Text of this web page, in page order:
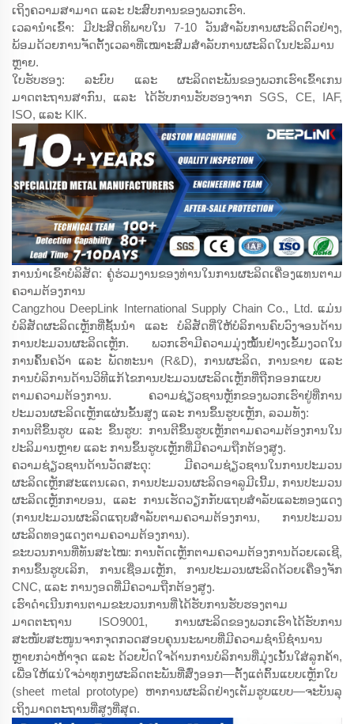
ເຖິງຄວາມສາມາດ ແລະ ປະສົບການຂອງພວກເຮົາ.
ເວລານຳເຂົ້າ: ມີປະສິດທິພາບໃນ 7-10 ວັນສຳລັບການຜະລິດຕົວຢ່າງ,
ພ້ອມດ້ວຍການຈັດຕັ້ງເວລາທີ່ເໝາະສົມສຳລັບການຜະລິດໃນປະລິມານ
ຫຼາຍ.
ໃບຮັບຮອງ: ລະບົບ ແລະ ຜະລິດຕະພັນຂອງພວກເຮົາເຂົ້າເກນ
ມາດຕະຖານສາກົນ, ແລະ ໄດ້ຮັບການຮັບຮອງຈາກ SGS, CE, IAF,
ISO, ແລະ KIK.
ການນຳເຂົ້າບໍລິສັດ: ຄູ່ຮ່ວມງານຂອງທ່ານໃນການຜະລິດເຄື່ອງແທນຕາມ
ຄວາມຕ້ອງການ
Cangzhou DeepLink International Supply Chain Co., Ltd. ແມ່ນ
ບໍລິສັດຜະລິດເຫຼັກທີ່ຊັ້ນນຳ ແລະ ບໍລິສັດທີ່ໃຫ້ບໍລິການຄົບວົງຈອນດ້ານ
ການປະມວນຜະລິດເຫຼັກ. ພວກເຮົາມີຄວາມມຸ່ງໝັ້ນຢ່າງເຂັ້ມງວດໃນ
ການຄົ້ນຄວ້າ ແລະ ພັດທະນາ (R&D), ການຜະລິດ, ການຂາຍ ແລະ
ການບໍລິການດ້ານວິທີແກ້ໄຂການປະມວນຜະລິດເຫຼັກທີ່ຖືກອອກແບບ
ຕາມຄວາມຕ້ອງການ. ຄວາມຊ່ຽວຊານຫຼັກຂອງພວກເຮົາຢູ່ທີ່ການ
ປະມວນຜະລິດເຫຼັກແຜ່ນຂັ້ນສູງ ແລະ ການຂຶ້ນຮູບເຫຼັກ, ລວມທັງ:
ການຕີຂຶ້ນຮູບ ແລະ ຂຶ້ນຮູບ: ການຕີຂຶ້ນຮູບເຫຼັກຕາມຄວາມຕ້ອງການໃນ
ປະລິມານຫຼາຍ ແລະ ການຂຶ້ນຮູບເຫຼັກທີ່ມີຄວາມຖືກຕ້ອງສູງ.
ຄວາມຊ່ຽວຊານດ້ານວັດສະດຸ: ມີຄວາມຊ່ຽວຊານໃນການປະມວນ
ຜະລິດເຫຼັກສະແຕນເລດ, ການປະມວນຜະລິດອາລູມີເນີ້ມ, ການປະມວນ
ຜະລິດເຫຼັກກາບອນ, ແລະ ການເຮັດວຽກກັບແຖບສຳລັບແລະທອງແດງ
(ການປະມວນຜະລິດແຖບສຳລັບຕາມຄວາມຕ້ອງການ, ການປະມວນ
ຜະລິດທອງແດງຕາມຄວາມຕ້ອງການ).
ຂະບວນການທີ່ທັນສະໄໝ: ການຕັດເຫຼັກຕາມຄວາມຕ້ອງການດ້ວຍເລເຊີ,
ການຂຶ້ນຮູບເລິກ, ການເຊື່ອມເຫຼັກ, ການປະມວນຜະລິດດ້ວຍເຄື່ອງຈັກ
CNC, ແລະ ການງອດທີ່ມີຄວາມຖືກຕ້ອງສູງ.
ເຮົາດຳເນີນການຕາມຂະບວນການທີ່ໄດ້ຮັບການຮັບຮອງຕາມ
ມາດຕະຖານ ISO9001, ການຜະລິດຂອງພວກເຮົາໄດ້ຮັບການ
ສະໜັບສະໜູນຈາກຈຸດກວດສອບຄຸນນະພາບທີ່ມີຄວາມຊຳນິຊຳນານ
ຫຼາຍກວ່າຫ້າຈຸດ ແລະ ດ້ວຍປັດໃຈດ້ານການບໍລິການທີ່ມຸ່ງເນັ້ນໃສ່ລູກຄ້າ,
ເພື່ອໃຫ້ແນ່ໃຈວ່າທຸກໆຜະລິດຕະພັນທີ່ສົ່ງອອກ—ຕັ້ງແຕ່ຕົ້ນແບບເຫຼັກໃບ
(sheet metal prototype) ຫາການຜະລິດຢ່າງເຕັມຮູບແບບ—ຈະບັນລຸ
ເຖິງມາດຕະຖານທີ່ສູງທີ່ສຸດ.